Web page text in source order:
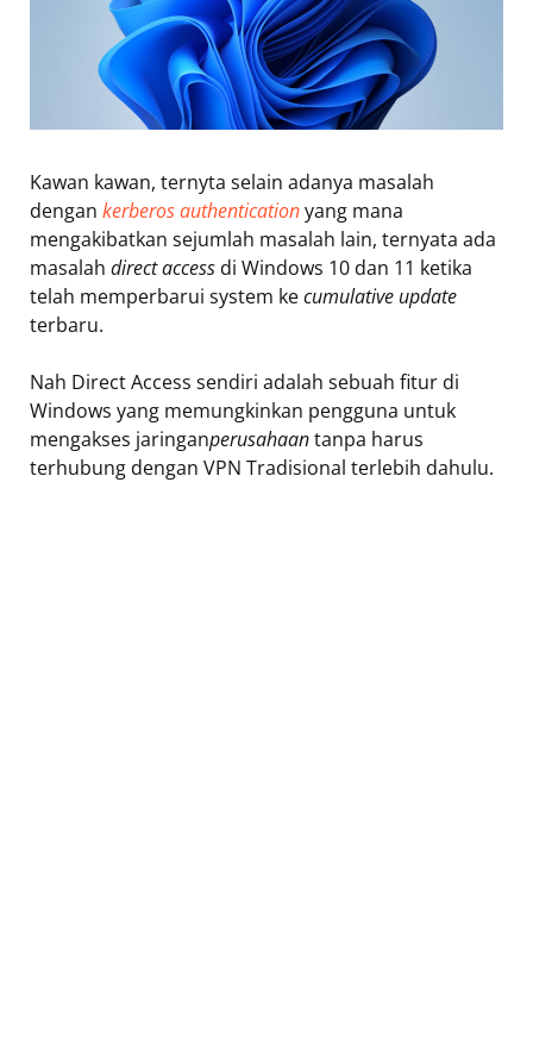
Kawan kawan, ternyta selain adanya masalah
dengan kerberos authenticationyang mana
mengakibatkan sejumlah masalah lain, ternyata ada
masalah direct access di Windows 10 dan 11 ketika
telah memperbarui system kecumulative update
terbaru.
Nah Direct Access sendiri adalah sebuah fitur di
Windows yang memungkinkan pengguna untuk
mengakses jaringanperusahaantanpa harus
terhubung dengan VPN Tradisional terlebih dahulu.